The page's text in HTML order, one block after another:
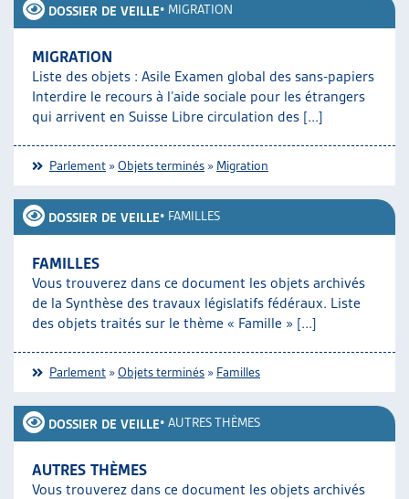
DOSSIER DE VEILLE• MIGRATION
MIGRATION
Liste des objets : Asile Examen global des sans-papiers
Interdire le recours à l’aide sociale pour les étrangers
qui arrivent en Suisse Libre circulation des [...]
Parlement »Objets terminés » Migration
DOSSIER DE VEILLE• FAMILLES
FAMILLES
Vous trouverez dans ce document les objets archivés
de la Synthèse des travaux législatifs fédéraux. Liste
des objets traités sur le thème « Famille » [...]
Parlement »Objets terminés » Familles
DOSSIER DE VEILLE• AUTRES THÈMES
AUTRES THÈMES
Vous trouverez dans ce document les objets archivés